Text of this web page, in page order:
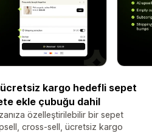
kargo hedefli sepet
ekle çubuğu dahil
özelleştirilebilir bir sepet
cross-sell, ücretsiz kargo